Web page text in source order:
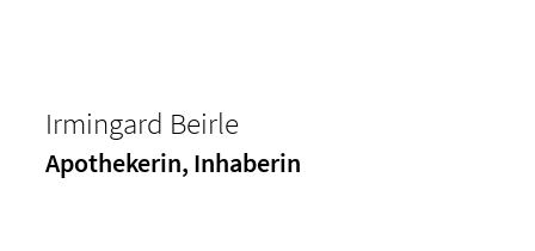
Irmingard Beirle
Apothekerin, Inhaberin